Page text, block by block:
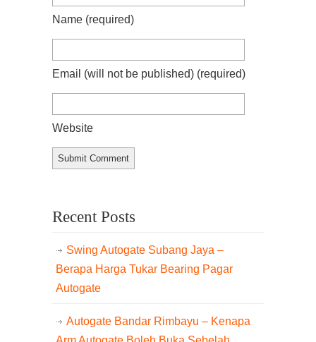
Name (required)
Email (will not be published) (required)
Website
Recent Posts
Swing Autogate Subang Jaya –
Berapa Harga Tukar Bearing Pagar
Autogate
Autogate Bandar Rimbayu – Kenapa